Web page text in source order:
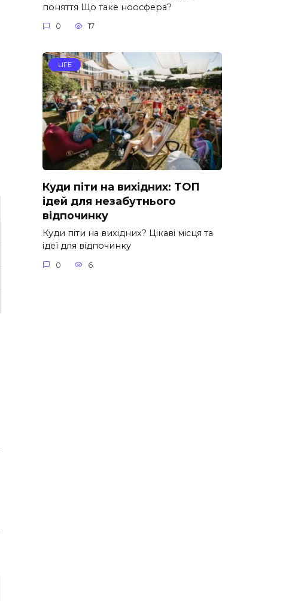
поняття Що таке ноосфера?
0 17
LIFE
Куди піти на вихідних: ТОП
ідей для незабутнього
відпочинку
Куди піти на вихідних? Цікаві місця та
ідеї для відпочинку
0 6